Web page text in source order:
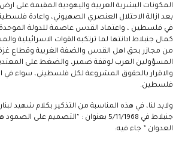
المكونات البشرية العربية واليهودية المقيمة على
بعد ازالة الاحتلال العنصري الصهيوني، واعادة
في فلسطين ، واعتماد القدس عاصمة للدولة
كمال جنبلاط ادانتها لما ترتكبه القوات الاسرائيلية
من مجازر بحق اهل القدس والضفة الغربية وقطاع غزة
المسؤولين العرب لوقفة ضمير، والضغط على
والاقرار بالحقوق المشروعة لكل فلسطيني، سواء في
فلسطين.
ولابد لنا، في هذه المناسبة من التذكير بكلام شهيد
جنبلاط في 5/11/1968 بعنوان : “التصميم على
العدوان ” جاء فيه: